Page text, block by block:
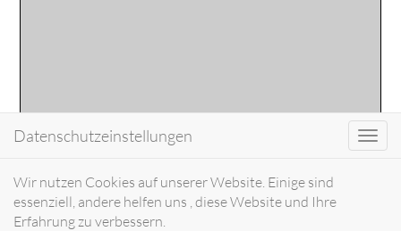
Datenschutzeinstellungen
Wir nutzen Cookies auf unserer Website. Einige sind
essenziell, andere helfen uns , diese Website und Ihre
Erfahrung zu verbessern.